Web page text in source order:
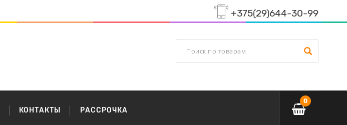
+375(29)644-30-99
КОНТАКТЫ РАССРОЧКА
0